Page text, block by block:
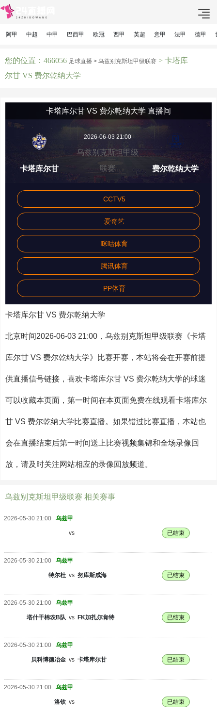
阿甲 中超 中甲 巴西甲 欧冠 西甲 英超 意甲 法甲 德甲
您的位置：466056 足球直播 > 乌兹别克斯坦甲级联赛 > 卡塔库
尔甘 VS 费尔乾纳大学
卡塔库尔甘 VS 费尔乾纳大学 直播间
卡塔库尔甘
2026-06-03 21:00
乌兹别克斯坦甲级
联赛
费尔乾纳大学
CCTV5
爱奇艺
咪咕体育
腾讯体育
PP体育
卡塔库尔甘 VS 费尔乾纳大学
北京时间2026-06-03 21:00，乌兹别克斯坦甲级联赛《卡塔
库尔甘 VS 费尔乾纳大学》比赛开赛，本站将会在开赛前提
供直播信号链接，喜欢卡塔库尔甘 VS 费尔乾纳大学的球迷
可以收藏本页面，第一时间在本页面免费在线观看卡塔库尔
甘 VS 费尔乾纳大学比赛直播。如果错过比赛直播，本站也
会在直播结束后第一时间送上比赛视频集锦和全场录像回
放，请及时关注网站相应的录像回放频道。
乌兹别克斯坦甲级联赛 相关赛事
2026-05-30 21:00 乌兹甲
vs 已结束
2026-05-30 21:00 乌兹甲
特尔杜 vs 努库斯咸海 已结束
2026-05-30 21:00 乌兹甲
塔什干棉农B队 vs FK加扎尔肯特 已结束
2026-05-30 21:00 乌兹甲
贝科博德冶金 vs 卡塔库尔甘 已结束
2026-05-30 21:00 乌兹甲
洛钦 vs 已结束